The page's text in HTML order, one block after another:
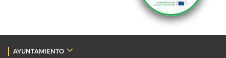
AYUNTAMIENTO